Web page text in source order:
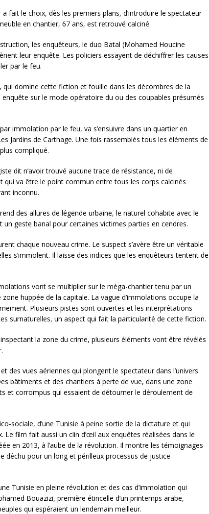
a fait le choix, dès les premiers plans, d’introduire le spectateur
en chantier, 67 ans, est retrouvé calciné.
les enquêteurs, le duo Batal (Mohamed Houcine
leur enquête. Les policiers essayent de déchiffrer les causes
par le feu.
domine cette fiction et fouille dans les décombres de la
sur le mode opératoire du ou des coupables présumés
immolation par le feu, va s’ensuivre dans un quartier en
Jardins de Carthage. Une fois rassemblés tous les éléments de
compliqué.
dit n’avoir trouvé aucune trace de résistance, ni de
qui va être le point commun entre tous les corps calcinés
inconnu.
des allures de légende urbaine, le naturel cohabite avec le
un geste banal pour certaines victimes parties en cendres.
chaque nouveau crime. Le suspect s’avère être un véritable
s’immolent. Il laisse des indices que les enquêteurs tentent de
vont se multiplier sur le méga-chantier tenu par un
huppée de la capitale. La vague d’immolations occupe la
Plusieurs pistes sont ouvertes et les interprétations
surnaturelles, un aspect qui fait la particularité de cette fiction.
la zone du crime, plusieurs éléments vont être révélés
des vues aériennes qui plongent le spectateur dans l’univers
bâtiments et des chantiers à perte de vue, dans une zone
et corrompus qui essaient de détourner le déroulement de
sociale, d’une Tunisie à peine sortie de la dictature et qui
Le film fait aussi un clin d’œil aux enquêtes réalisées dans le
en 2013, à l’aube de la révolution. Il montre les témoignages
déchu pour un long et périlleux processus de justice
Tunisie en pleine révolution et des cas d’immolation qui
Bouazizi, première étincelle d’un printemps arabe,
qui espéraient un lendemain meilleur.